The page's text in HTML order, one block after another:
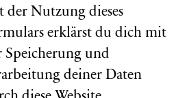
der Nutzung dieses
erklärst du dich mit
Speicherung und
deiner Daten